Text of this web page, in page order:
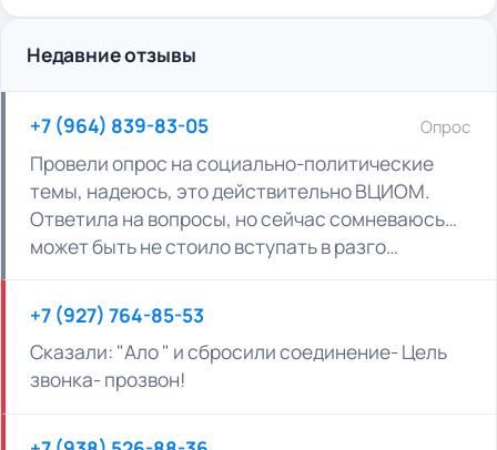
Недавние отзывы
+7 (964) 839-83-05 Опрос
Провели опрос на социально-политические
темы, надеюсь, это действительно ВЦИОМ.
Ответила на вопросы, но сейчас сомневаюсь…
может быть не стоило вступать в разго…
+7 (927) 764-85-53
Сказали: "Ало " и сбросили соединение- Цель
звонка- прозвон!